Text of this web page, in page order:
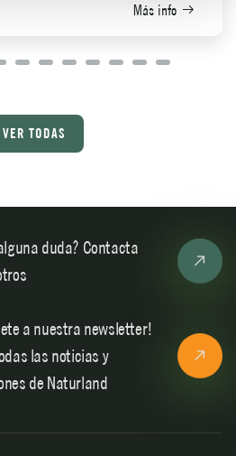
Más info
VER TODAS
duda? Contacta
a nuestra newsletter!
las noticias y
de Naturland